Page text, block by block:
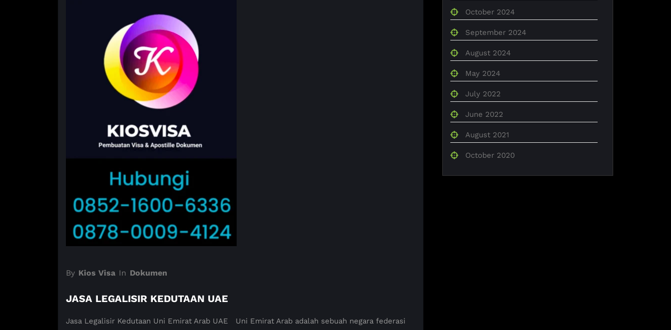
By Kios Visa In Dokumen
JASA LEGALISIR KEDUTAAN UAE
Jasa Legalisir Kedutaan Uni Emirat Arab UAE Uni Emirat Arab adalah sebuah negara federasi
October 2024
September 2024
August 2024
May 2024
July 2022
June 2022
August 2021
October 2020